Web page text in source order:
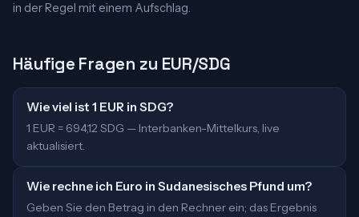
in der Regel mit einem Aufschlag.
Häufige Fragen zu EUR/SDG
Wie viel ist 1 EUR in SDG?
1 EUR = 694,12 SDG — Interbanken-Mittelkurs, live
aktualisiert.
Wie rechne ich Euro in Sudanesisches Pfund um?
Geben Sie den Betrag in den Rechner ein; das Ergebnis